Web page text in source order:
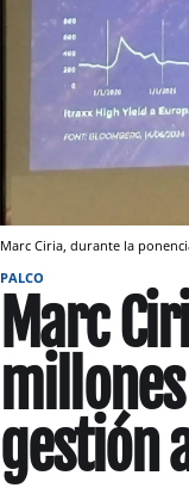
Marc Ciria, durante la
PALCO
Marc
gestión